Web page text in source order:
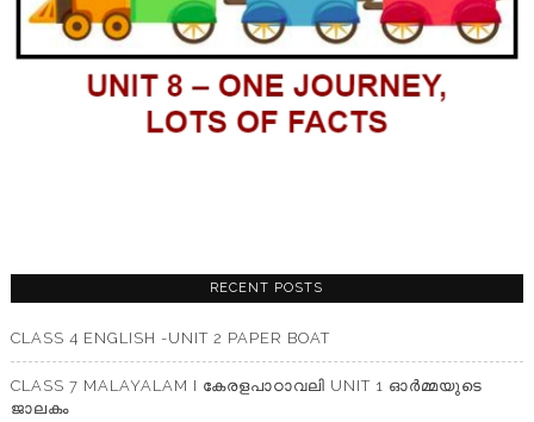
RECENT POSTS
CLASS 4 ENGLISH -UNIT 2 PAPER BOAT
CLASS 7 MALAYALAM I കേരളപാഠാവലി UNIT 1 ഓർമ്മയുടെ
ജാലകം